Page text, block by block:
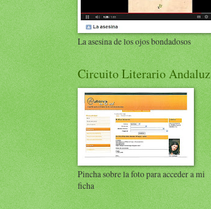
La asesina de los ojos bondadosos
Circuito Literario Andaluz
Pincha sobre la foto para acceder a mi
ficha